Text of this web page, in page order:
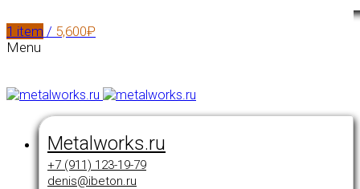
1 item / 5,600₽
Menu
Metalworks.ru
+7 (911) 123-19-79
denis@ibeton.ru